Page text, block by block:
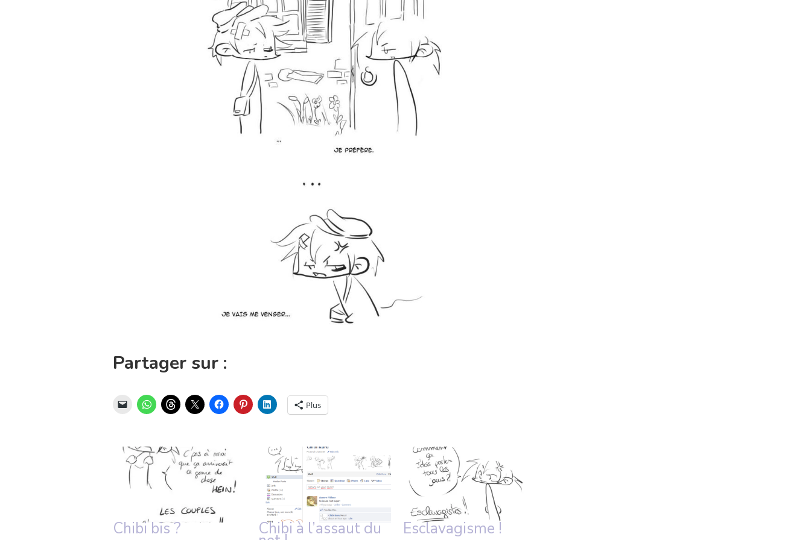
Partager sur :
Plus
Chibi bis ? Chibi à l’assaut du Esclavagisme !